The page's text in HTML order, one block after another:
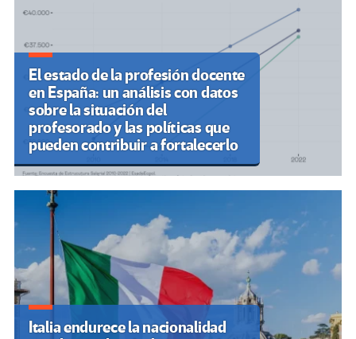
El estado de la profesión docente
en España: un análisis con datos
sobre la situación del
profesorado y las políticas que
pueden contribuir a fortalecerlo
Italia endurece la nacionalidad